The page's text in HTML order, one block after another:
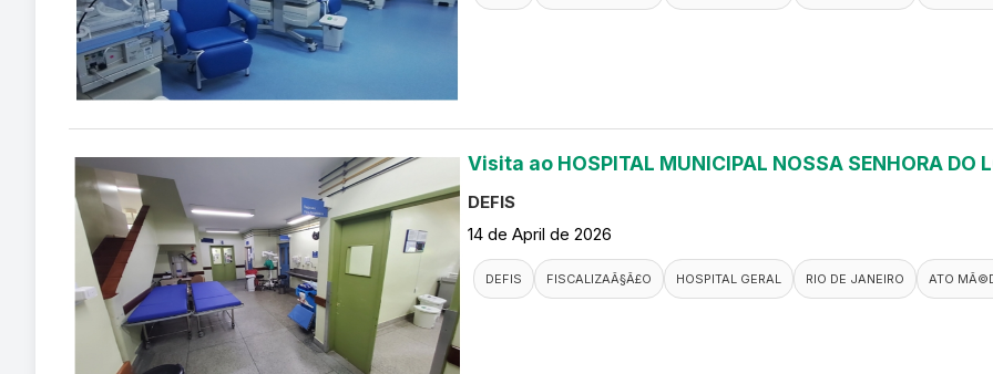
Visita ao HOSPITAL MUNICIPAL NOSSA SENHORA DO
DEFIS
14 de April de 2026
DEFIS FISCALIZAÃ§Ã£O HOSPITAL GERAL RIO DE JANEIRO ATO